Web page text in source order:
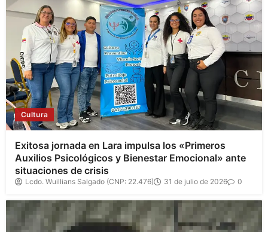
Cultura
Exitosa jornada en Lara impulsa los «Primeros
Auxilios Psicológicos y Bienestar Emocional» ante
situaciones de crisis
Lcdo. Wuillians Salgado (CNP: 22.476) 31 de julio de 2026 0